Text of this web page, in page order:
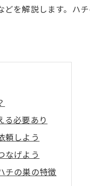
を解説します。ハ
る必要あり
頼しよう
なげよう
チの巣の特徴